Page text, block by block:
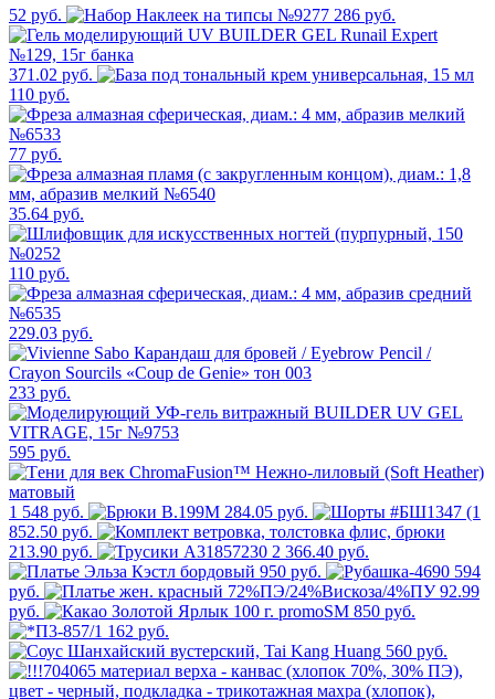
52 руб. 286 руб.
371.02 руб.
110 руб.
77 руб.
35.64 руб.
110 руб.
229.03 руб.
233 руб.
595 руб.
1 548 руб.
284.05 руб.
852.50 руб.
213.90 руб.
2 366.40 руб.
950 руб.
594
руб.
92.99
руб.
850 руб.
162 руб.
560 руб.